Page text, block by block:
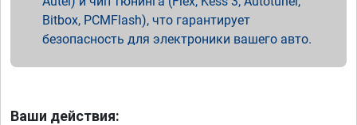
Bitbox, PCMFlash), что гарантирует
безопасность для электроники вашего авто.
Ваши действия: